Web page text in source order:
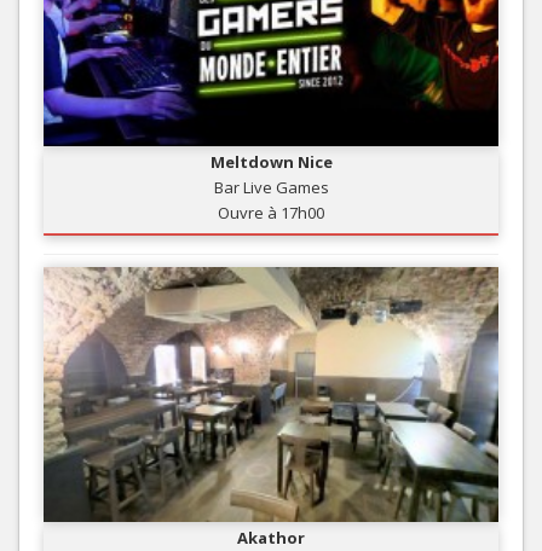
Meltdown Nice
Bar Live Games
Ouvre à 17h00
Akathor